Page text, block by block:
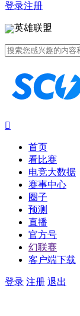
登录注册
英雄联盟

首页
看比赛
电竞大数据
赛事中心
圈子
预测
直播
官方号
幻联赛
客户端下载
登录 注册 退出